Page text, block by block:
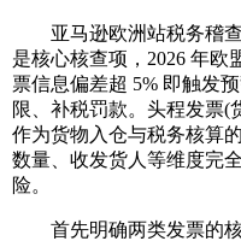
亚马逊欧洲站税务稽查
是核心核查项，2026 年欧
票信息偏差超 5% 即触发
限、补税罚款。头程发票(
作为货物入仓与税务核算
数量、收发货人等维度完
险。
首先明确两类发票的核